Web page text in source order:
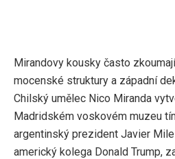
Mirandovy kousky často
mocenské struktury a západní
Chilský umělec Nico Miranda
Madridském voskovém muzeu
argentinský prezident Javier
americký kolega Donald Trump,